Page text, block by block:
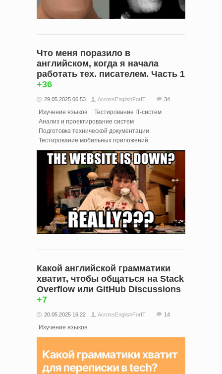
Что меня поразило в
английском, когда я начала
работать тех. писателем. Часть 1
+36
29.05.2025 06:53 AcrossEnglishForIT 34
Изучение языков
Тестирование IT-систем
Анализ и проектирование систем
Подготовка технической документации
Тестирование мобильных приложений
Какой английской грамматики
хватит, чтобы общаться на Stack
Overflow или GitHub Discussions
+7
20.05.2025 16:22 AcrossEnglishForIT 14
Изучение языков